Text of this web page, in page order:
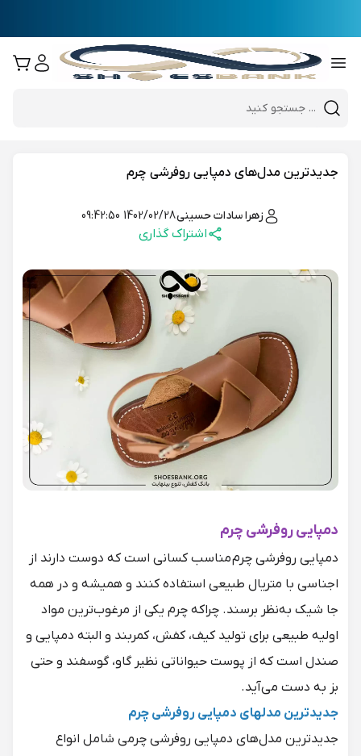
Mobile header search
جدیدترین مدل‌های دمپایی روفرشی چرم
زهرا سادات حسینی1402/02/28 09:42:50
اشتراک گذاری
دمپایی روفرشی چرم
دمپایی‌ روفرشی چرم مناسب کسانی است که دوست دارند از
اجناسی با متریال طبیعی استفاده کنند و همیشه و در همه
جا شیک به‌نظر برسند. چراکه چرم یکی از مرغوب‌ترین مواد
اولیه طبیعی برای تولید کیف، کفش، کمربند و البته دمپایی و
صندل است که از پوست حیواناتی نظیر گاو، گوسفند و حتی
بز به دست می‌آید.
جدیدترین مدل‎های دمپایی روفرشی چرم
جدیدترین مدل‌های دمپایی روفرشی چرمی شامل انواع